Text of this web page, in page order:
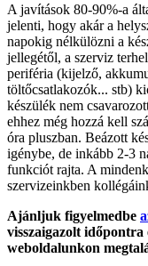
A javítások 80-90%-a
jelenti, hogy akár a
napokig nélkülözni a
jellegétől, a szerviz
periféria (kijelző,
töltőcsatlakozók... stb)
készülék nem
ehhez még hozzá kell
óra pluszban. Beázott
igénybe, de inkább 2-3
funkciót rajta. A
szervizeinkben
Ajánljuk figyelmedbe
visszaigazolt
weboldalunkon